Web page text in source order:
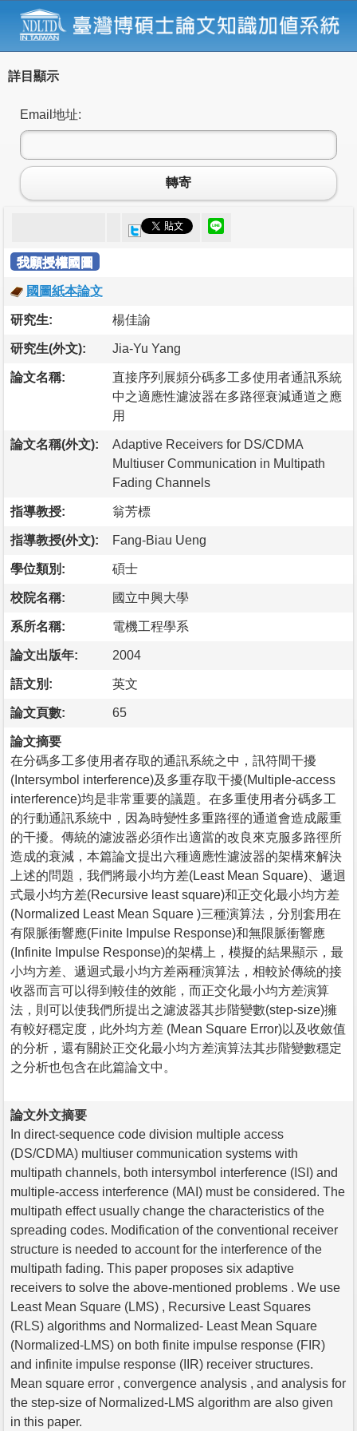
詳目顯示
Email地址:
轉寄
我願授權國圖
國圖紙本論文
研究生: 楊佳諭
研究生(外文): Jia-Yu Yang
論文名稱:
直接序列展頻分碼多工多使用者通訊系統
中之適應性濾波器在多路徑衰減通道之應
用
論文名稱(外文):
Adaptive Receivers for DS/CDMA
Multiuser Communication in Multipath
Fading Channels
指導教授: 翁芳標
指導教授(外文): Fang-Biau Ueng
學位類別: 碩士
校院名稱: 國立中興大學
系所名稱: 電機工程學系
論文出版年: 2004
語文別: 英文
論文頁數: 65
論文摘要
在分碼多工多使用者存取的通訊系統之中，訊符間干擾
(Intersymbol interference)及多重存取干擾(Multiple-access
interference)均是非常重要的議題。在多重使用者分碼多工
的行動通訊系統中，因為時變性多重路徑的通道會造成嚴重
的干擾。傳統的濾波器必須作出適當的改良來克服多路徑所
造成的衰減，本篇論文提出六種適應性濾波器的架構來解決
上述的問題，我們將最小均方差(Least Mean Square)、遞迴
式最小均方差(Recursive least square)和正交化最小均方差
(Normalized Least Mean Square )三種演算法，分別套用在
有限脈衝響應(Finite Impulse Response)和無限脈衝響應
(Infinite Impulse Response)的架構上，模擬的結果顯示，最
小均方差、遞迴式最小均方差兩種演算法，相較於傳統的接
收器而言可以得到較佳的效能，而正交化最小均方差演算
法，則可以使我們所提出之濾波器其步階變數(step-size)擁
有較好穩定度，此外均方差 (Mean Square Error)以及收斂值
的分析，還有關於正交化最小均方差演算法其步階變數穩定
之分析也包含在此篇論文中。
論文外文摘要
In direct-sequence code division multiple access
(DS/CDMA) multiuser communication systems with
multipath channels, both intersymbol interference (ISI) and
multiple-access interference (MAI) must be considered. The
multipath effect usually change the characteristics of the
spreading codes. Modification of the conventional receiver
structure is needed to account for the interference of the
multipath fading. This paper proposes six adaptive
receivers to solve the above-mentioned problems . We use
Least Mean Square (LMS) , Recursive Least Squares
(RLS) algorithms and Normalized- Least Mean Square
(Normalized-LMS) on both finite impulse response (FIR)
and infinite impulse response (IIR) receiver structures.
Mean square error , convergence analysis , and analysis for
the step-size of Normalized-LMS algorithm are also given
in this paper.